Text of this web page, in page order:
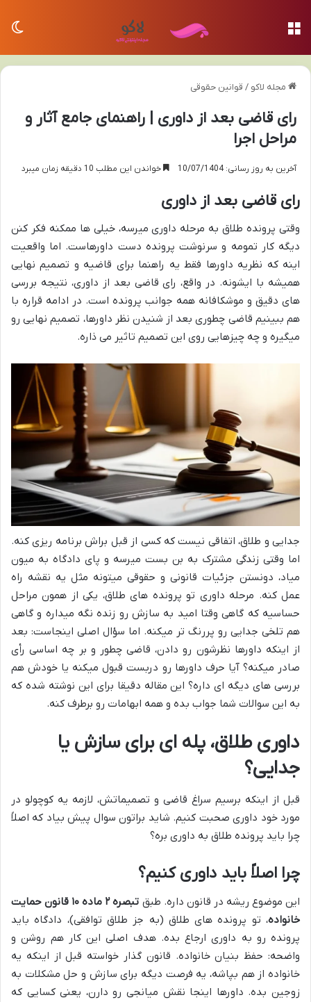
مجله لاکو / قوانین حقوقی
رای قاضی بعد از داوری | راهنمای جامع آثار و
مراحل اجرا
آخرین به روز رسانی: 10/07/1404 خواندن این مطلب 10 دقیقه زمان میبرد
رای قاضی بعد از داوری
وقتی پرونده طلاق به مرحله داوری میرسه، خیلی ها ممکنه فکر کنن
دیگه کار تمومه و سرنوشت پرونده دست داورهاست. اما واقعیت
اینه که نظریه داورها فقط یه راهنما برای قاضیه و تصمیم نهایی
همیشه با ایشونه. در واقع، رای قاضی بعد از داوری، نتیجه بررسی
های دقیق و موشکافانه همه جوانب پرونده است. در ادامه قراره با
هم ببینیم قاضی چطوری بعد از شنیدن نظر داورها، تصمیم نهایی رو
میگیره و چه چیزهایی روی این تصمیم تاثیر می ذاره.
جدایی و طلاق، اتفاقی نیست که کسی از قبل براش برنامه ریزی کنه.
اما وقتی زندگی مشترک به بن بست میرسه و پای دادگاه به میون
میاد، دونستن جزئیات قانونی و حقوقی میتونه مثل یه نقشه راه
عمل کنه. مرحله داوری تو پرونده های طلاق، یکی از همون مراحل
حساسیه که گاهی وقتا امید به سازش رو زنده نگه میداره و گاهی
هم تلخی جدایی رو پررنگ تر میکنه. اما سؤال اصلی اینجاست: بعد
از اینکه داورها نظرشون رو دادن، قاضی چطور و بر چه اساسی رأی
صادر میکنه؟ آیا حرف داورها رو دربست قبول میکنه یا خودش هم
بررسی های دیگه ای داره؟ این مقاله دقیقا برای این نوشته شده که
به این سوالات شما جواب بده و همه ابهامات رو برطرف کنه.
داوری طلاق، پله ای برای سازش یا
جدایی؟
قبل از اینکه برسیم سراغ قاضی و تصمیماتش، لازمه یه کوچولو در
مورد خود داوری صحبت کنیم. شاید براتون سوال پیش بیاد که اصلاً
چرا باید پرونده طلاق به داوری بره؟
چرا اصلاً باید داوری کنیم؟
این موضوع ریشه در قانون داره. طبق
تبصره ۲ ماده ۱۰ قانون حمایت
خانواده، تو پرونده های طلاق (به جز طلاق توافقی)، دادگاه باید
پرونده رو به داوری ارجاع بده. هدف اصلی این کار هم روشن و
واضحه: حفظ بنیان خانواده. قانون گذار خواسته قبل از اینکه یه
خانواده از هم بپاشه، یه فرصت دیگه برای سازش و حل مشکلات به
زوجین بده. داورها اینجا نقش میانجی رو دارن، یعنی کسایی که